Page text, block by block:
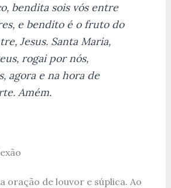
bendita sois vós entre
e bendito é o fruto do
Jesus. Santa Maria,
rogai por nós,
agora e na hora de
Amém.
oração de louvor e súplica. Ao